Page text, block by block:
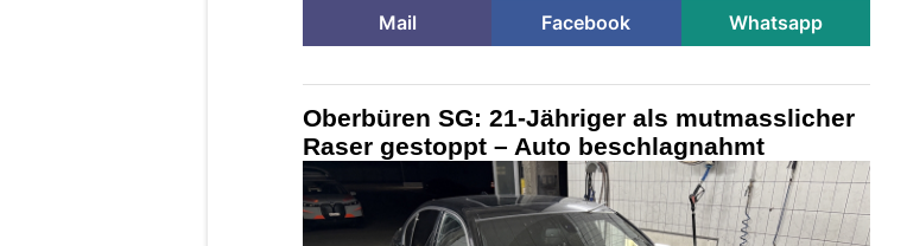
Mail
Facebook Whatsapp
Oberbüren SG: 21-Jähriger als mutmasslicher
Raser gestoppt – Auto beschlagnahmt